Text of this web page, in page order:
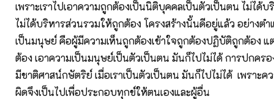
เพราะเราไปเอาความถูกต้องเป็นนิติบุคคลเป็นตัวเป็นตน ไม่ได้
ไม่ได้บริหารส่วนรวมให้ถูกต้อง โครงสร้างนั้นดีอยู่แล้ว อย่างตำ
เป็นมนุษย์ คือผู้มีความเห็นถูกต้องเข้าใจถูกต้องปฏิบัติถูกต้อง แ
ต้อง เอาความเป็นมนุษย์เป็นตัวเป็นตน มันก็ไปไม่ได้ การปกคร
มีชาติศาสน์กษัตริย์ เมื่อเราเป็นตัวเป็นตน มันก็ไปไม่ได้ เพราะค
ผิดจึงเป็นไปเพื่อประกอบทุกข์ให้ตนเองและผู้อื่น